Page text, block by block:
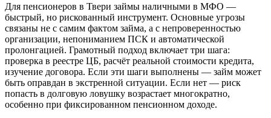
Для пенсионеров в Твери займы наличными в МФО —
быстрый, но рискованный инструмент. Основные угрозы
связаны не с самим фактом займа, а с непроверенностью
организации, непониманием ПСК и автоматической
пролонгацией. Грамотный подход включает три шага:
проверка в реестре ЦБ, расчёт реальной стоимости кредита,
изучение договора. Если эти шаги выполнены — займ может
быть оправдан в экстренной ситуации. Если нет — риск
попасть в долговую ловушку возрастает многократно,
особенно при фиксированном пенсионном доходе.